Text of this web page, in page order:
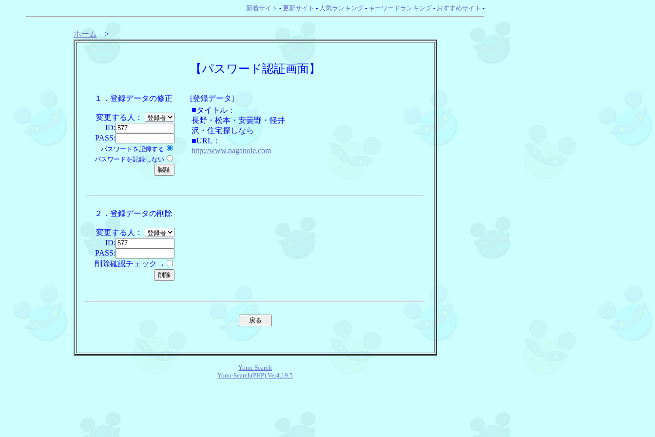
新着サイト - 更新サイト - 人気ランキング- キーワードランキング- おすすめサイト -
ホーム >
【パスワード認証画面】
１．登録データの修正
変更する人：
ID:
PASS:
パスワードを記録する
パスワードを記録しない
[登録データ]
■タイトル：
長野・松本・安曇野・軽井
沢・住宅探しなら
■URL：
http://www.naganoie.com
２．登録データの削除
変更する人：
ID:
PASS:
削除確認チェック→
-Yomi-Search -
Yomi-Search(PHP) Ver4.19.5